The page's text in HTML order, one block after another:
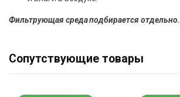
Фильтрующая среда подбирается отдельно.
Сопутствующие товары